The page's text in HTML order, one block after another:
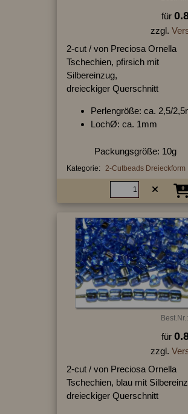
für
zzgl.
2-cut / von Preciosa Ornella
Tschechien, pfirsich mit
Silbereinzug,
dreieckiger Querschnitt
Perlengröße: ca. 2,5/
LochØ: ca. 1mm
Packungsgröße: 10g
Kategorie: 2-Cutbeads Dreieckform
für
zzgl.
2-cut / von Preciosa Ornella
Tschechien, blau mit
dreieckiger Querschnitt